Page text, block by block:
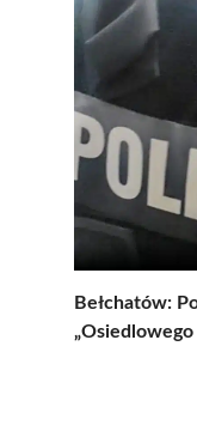
Bełchatów: